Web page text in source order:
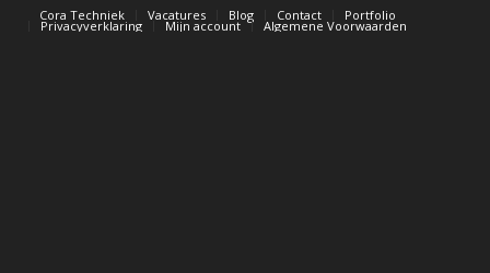
Cora Techniek Vacatures Blog Contact Portfolio
Privacyverklaring Mijn account Algemene Voorwaarden